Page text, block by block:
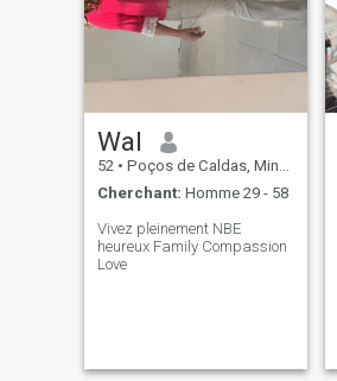
Wal
52 • Poços de Caldas, Minas Gerais, Brésil
Cherchant: Homme 29 - 58
Vivez pleinement NBE
heureux Family Compassion
Love